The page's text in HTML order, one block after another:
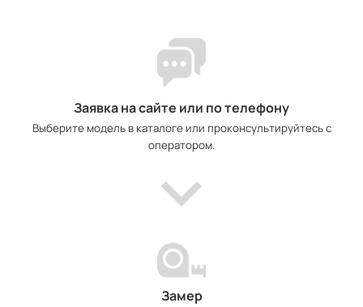
Заявка на сайте или по телефону
Выберите модель в каталоге или проконсультируйтесь с
оператором.
Замер